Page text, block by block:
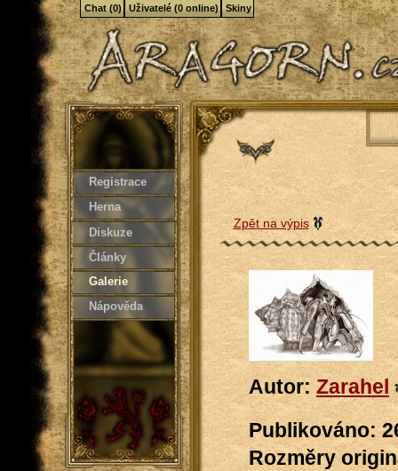
Registrace
Herna
Diskuze
Články
Galerie
Nápověda
Zpět na výpis
Autor:Zarahel
Publikováno:
Rozměry
Chat (0) Uživatelé (0 online) Skiny